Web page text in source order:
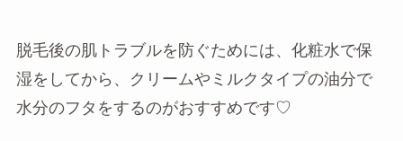
脱毛後の肌トラブルを防ぐためには、化粧水で保
湿をしてから、クリームやミルクタイプの油分で
水分のフタをするのがおすすめです♡